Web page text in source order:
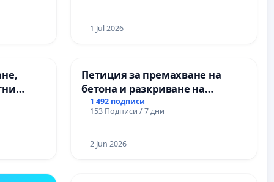
1 Jul 2026
Петиция за премахване на
бетона и разкриване на
античното сърце на
Могиланската могила във
1 492 подписи
153 Подписи / 7 дни
2 Jun 2026